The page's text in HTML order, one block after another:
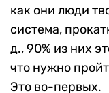
как они люди
система,
д., 90% из них
что нужно
Это во-первых.